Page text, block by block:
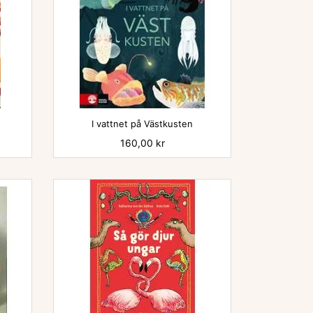

I vattnet på Västkusten
Pris
160,00 kr